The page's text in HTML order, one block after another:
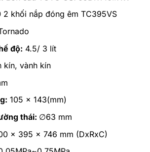
2 khối nắp đóng êm TC395VS
độ: 4.5/ 3 lít
kín, vành kín
105 x 143(mm)
thái: ∅63 mm
x 395 x 746 mm (DxRxC)